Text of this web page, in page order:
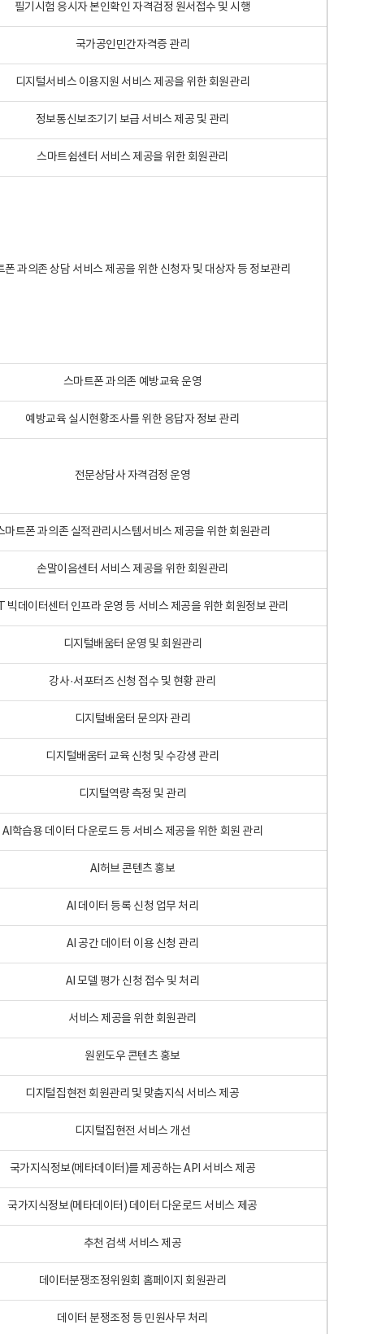
필기시험 응시자 본인확인 자격검정 원서접수 및 시행
국가공인민간자격증 관리
디지털서비스 이용지원 서비스 제공을 위한 회원관리
정보통신보조기기 보급 서비스 제공 및 관리
스마트쉼센터 서비스 제공을 위한 회원관리
폰 과의존 상담 서비스 제공을 위한 신청자 및 대상자 등 정보관리
스마트폰 과의존 예방교육 운영
예방교육 실시현황조사를 위한 응답자 정보 관리
전문상담사 자격검정 운영
마트폰 과의존 실적관리시스템서비스 제공을 위한 회원관리
손말이음센터 서비스 제공을 위한 회원관리
빅데이터센터 인프라 운영 등 서비스 제공을 위한 회원정보 관리
디지털배움터 운영 및 회원관리
강사·서포터즈 신청 접수 및 현황 관리
디지털배움터 문의자 관리
디지털배움터 교육 신청 및 수강생 관리
디지털역량 측정 및 관리
AI학습용 데이터 다운로드 등 서비스 제공을 위한 회원 관리
AI허브 콘텐츠 홍보
AI 데이터 등록 신청 업무 처리
AI 공간 데이터 이용 신청 관리
AI 모델 평가 신청 접수 및 처리
서비스 제공을 위한 회원관리
원윈도우 콘텐츠 홍보
디지털집현전 회원관리 및 맞춤지식 서비스 제공
디지털집현전 서비스 개선
국가지식정보(메타데이터)를 제공하는 API 서비스 제공
국가지식정보(메타데이터) 데이터 다운로드 서비스 제공
추천 검색 서비스 제공
데이터분쟁조정위원회 홈페이지 회원관리
데이터 분쟁조정 등 민원사무 처리